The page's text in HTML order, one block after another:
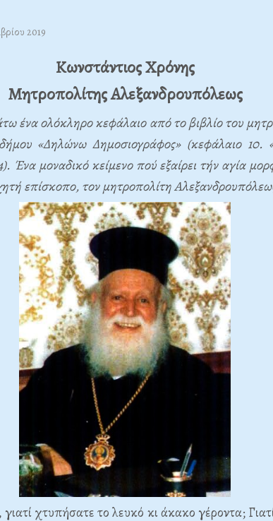
2019
Κωνστάντιος Χρόνης
Μητροπολίτης Αλεξανδρουπόλεως
ένα ολόκληρο κεφάλαιο από το βιβλίο του
«Δηλώνω Δημοσιογράφος» (κεφάλαιο 10.
Ένα μοναδικό κείμενο πού εξαίρει τήν αγία
επίσκοπο, τον μητροπολίτη
χτυπήσατε το λευκό κι άκακο γέροντα;